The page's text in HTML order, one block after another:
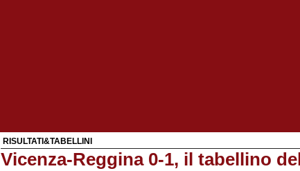
RISULTATI&TABELLINI
Vicenza-Reggina 0-1, il tabellino